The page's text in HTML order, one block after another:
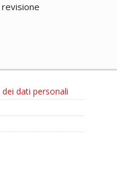
dati personali